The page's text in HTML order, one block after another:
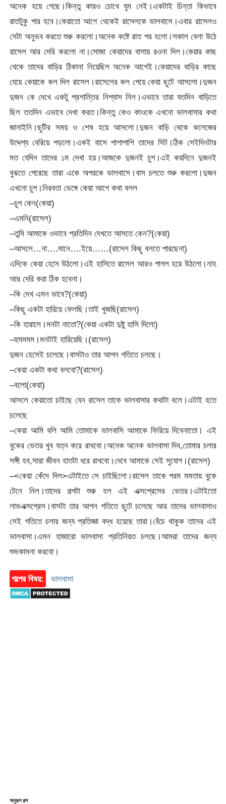
অনেক হয়ে গেছে।কিন্তু কারও চোখে ঘুম নেই।একটাই চিন্তা কিভাবে
রাতটুকু পার হবে।কেয়াতো আগে থেকেই রাসেলকে ভালবাসে।এবার রাসেলও
সেটা অনুভব করতে শুরু করলো।অনেক কষ্টে রাত পর হলো।সকাল বেলা উঠে
রাসেল আর দেরি করলো না।সোজা কেয়াদের বাসায় রওনা দিল।কেয়ার কাছ
থেকে তাদের বাড়ির ঠিকানা নিয়েছিল অনেক আগেই।কেয়াদের বাড়ির কাছে
যেয়ে কেয়াকে কল দিল রাসেল।রাসেলের কল পেয়ে কেয়া ছুটে আসলো।দুজন
দুজন কে দেখে একটু প্রশান্তির নিশ্বাস নিল।এভাবে তারা যতদিন বাড়িতে
ছিল ততদিন এভাবে দেখা করত।কিন্তু কেও কাওকে এখনো ভালবাসার কথা
জানাইনি।ছুটির সময় ও শেষ হয়ে আসলো।দুজন বাড়ি থেকে কলেজের
উদ্দেশ্য বেরিয়ে পড়লো।একই বাসে পাশাপাশি তাদের সিট।ঠিক সেইদিনটার
মত যেদিন তাদের ১ম দেখা হয়।আজকে দুজনই চুপ।এই কয়দিনে দুজনই
বুঝতে পেরেছে তারা একে অপরকে ভালবাসে।বাস চলতে শুরু করলো।দুজন
এখনো চুপ।নিরবতা ভেঙ্গে কেয়া আগে কথা বলল
–চুপ কেন(কেয়া)
–এমনি(রাসেল)
–তুমি আমাকে ওভাবে প্রতিদিন দেখতে আসতে কেন?(কেয়া)
–আসলে…না….মানে….ইয়ে……(রাসেল কিছু বলতে পারছেনা)
এদিকে কেয়া হেসে উঠলো।এই হাসিতে রাসেল আরও পাগল হয়ে উঠলো।নাহ
আর দেরি করা ঠিক হবেনা।
–কি দেখ এমন ভাবে?(কেয়া)
–কিছু একটা হারিয়ে ফেলছি।তাই খুজছি(রাসেল)
–কি হারালে।মনটা নাতো?(কেয়া একটা দুষ্টু হাসি দিলো)
–হুমমমম।মনটাই হারিয়েছি।(রাসেল)
দুজন হেসেই চলেছে।বাসটাও তার আপন গতিতে চলছে।
–কেয়া একটা কথা বলবো?(রাসেল)
–বলো(কেয়া)
আসলে কেয়াতো চাইছে যেন রাসেল তাকে ভালবাসার কথাটা বলে।এটাই হতে
চলেছে
–কেয়া আমি বলি আমি তোমাকে ভালবাসি আমাকে ফিরিয়ে দিবেনাতো। এই
বুকের ভেতর খুব যত্ন করে রাখবো।অনেক অনেক ভালবাসা দিব,তোমার চলার
সঙ্গী হব,সারা জীবন হাতটা ধরে রাখবো।দেবে আমাকে সেই সুযোগ।(রাসেল)
–<কেয়া কেঁদে দিল>এটাইতে সে চাইছিলো।রাসেল তাকে পরম মমতায় বুকে
টেনে নিল।তাদের গল্পটা শুরু হল এই এক্সপ্রেসের ভেতর।এটাইতো
লাভএক্সপ্রেস।বাসটা তার আপন গতিতে ছুটে চলেছে আর তাদের ভালবাসাও
সেই গতিতে চলার জন্য প্রতিজ্ঞা বদ্ধ হয়েছে তারা।বেঁচে থাকুক তাদের এই
ভালবাসা।এমন হাজারো ভালবাসা প্রতিনিয়ত চলছে।আমরা তাদের জন্য
শুভকামনা করবো।
গল্পের বিষয়: ভালবাসা
অনুরূপ গল্প